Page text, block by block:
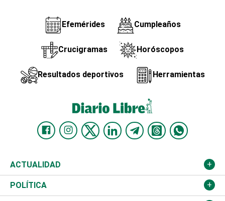
Efemérides Cumpleaños
Crucigramas Horóscopos
Resultados deportivos Herramientas
ACTUALIDAD
Nacional
POLÍTICA